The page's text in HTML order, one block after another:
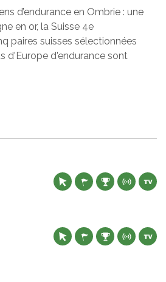
d’endurance en Ombrie : une
en or, la Suisse 4e
paires suisses sélectionnées
d'Europe d'endurance sont